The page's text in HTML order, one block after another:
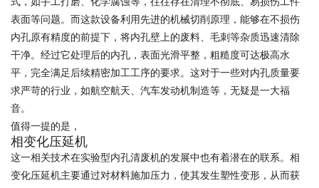
表面等问题。而这款设备利用先进的机械切削原理，能够在不损伤
内孔原有精度的前提下，将内孔壁上的废料、毛刺等杂质迅速清除
干净。经过它处理后的内孔，表面光滑平整，粗糙度可达极高水
平，完全满足后续精密加工工序的要求。这对于一些对内孔质量要
求严苛的行业，如航空航天、汽车发动机制造等，无疑是一大福
音。
值得一提的是，
相变化压延机
这一相关技术在实验型内孔清废机的发展中也有着潜在的联系。相
变化压延机主要通过对材料施加压力，使其发生塑性变形，从而获